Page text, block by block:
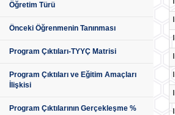
Öğretim Türü
Önceki Öğrenmenin Tanınması
Program Çıktıları-TYYÇ Matrisi
Program Çıktıları ve Eğitim Amaçları
İlişkisi
Program Çıktılarının Gerçekleşme %